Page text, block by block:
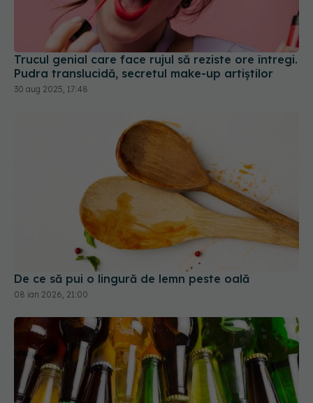
Trucul genial care face rujul să reziste ore întregi.
Pudra translucidă, secretul make-up artiștilor
30 aug 2025, 17:48
De ce să pui o lingură de lemn peste oală
08 ian 2026, 21:00